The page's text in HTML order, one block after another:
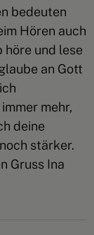
bedeuten
Hören auch
höre und lese
an Gott
mehr,
deine
stärker.
Gruss Ina